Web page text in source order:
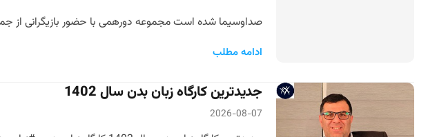
صداوسیما شده است مجموعه دورهمی با حضور بازیگرانی از
ادامه مطلب
جدیدترین کارگاه زبان بدن سال 1402
2026-08-07